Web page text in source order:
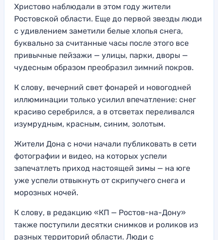
Христово наблюдали в этом году жители
Ростовской области. Еще до первой звезды люди
с удивлением заметили белые хлопья снега,
буквально за считанные часы после этого все
привычные пейзажи — улицы, парки, дворы —
чудесным образом преобразил зимний покров.
К слову, вечерний свет фонарей и новогодней
иллюминации только усилил впечатление: снег
красиво серебрился, а в отсветах переливался
изумрудным, красным, синим, золотым.
Жители Дона с ночи начали публиковать в сети
фотографии и видео, на которых успели
запечатлеть приход настоящей зимы — на юге
уже успели отвыкнуть от скрипучего снега и
морозных ночей.
К слову, в редакцию «КП — Ростов-на-Дону»
также поступили десятки снимков и роликов из
разных территорий области. Люди с